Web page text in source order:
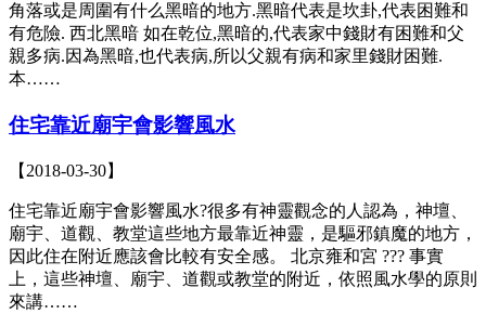
角落或是周圍有什么黑暗的地方.黑暗代表是坎卦,代表困難和
有危險. 西北黑暗 如在乾位,黑暗的,代表家中錢財有困難和父
親多病.因為黑暗,也代表病,所以父親有病和家里錢財困難.
本……
住宅靠近廟宇會影響風水
【2018-03-30】
住宅靠近廟宇會影響風水?很多有神靈觀念的人認為，神壇、
廟宇、道觀、教堂這些地方最靠近神靈，是驅邪鎮魔的地方，
因此住在附近應該會比較有安全感。 北京雍和宮 ??? 事實
上，這些神壇、廟宇、道觀或教堂的附近，依照風水學的原則
來講……